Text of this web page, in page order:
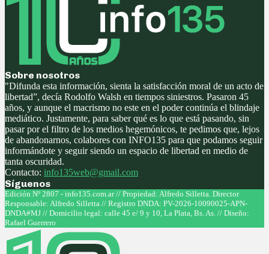
Sobre nosotros
"Difunda esta información, sienta la satisfacción moral de un acto de
libertad”, decía Rodolfo Walsh en tiempos siniestros. Pasaron 45
años, y aunque el macrismo no este en el poder continúa el blindaje
mediático. Justamente, para saber qué es lo que está pasando, sin
pasar por el filtro de los medios hegemónicos, te pedimos que, lejos
de abandonarnos, colabores con INFO135 para que podamos seguir
informándote y seguir siendo un espacio de libertad en medio de
tanta oscuridad.
Contacto: info135web@gmail.com
Síguenos
Facebook
Twitter
Instagram
Youtube
Edición Nº 2807 - info135.com.ar // Propiedad: Alfredo Silletta. Director
Responsable: Alfredo Silletta // Registro DNDA: PV-2026-10090025-APN-
DNDA#MJ // Domicilio legal: calle 45 e/ 9 y 10, La Plata, Bs. As. // Diseño:
Rafael Guerrero